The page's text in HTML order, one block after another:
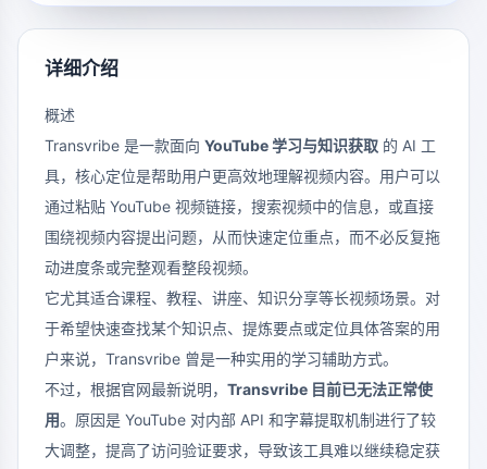
详细介绍
概述
Transvribe 是一款面向 YouTube 学习与知识获取 的 AI 工
具，核心定位是帮助用户更高效地理解视频内容。用户可以
通过粘贴 YouTube 视频链接，搜索视频中的信息，或直接
围绕视频内容提出问题，从而快速定位重点，而不必反复拖
动进度条或完整观看整段视频。
它尤其适合课程、教程、讲座、知识分享等长视频场景。对
于希望快速查找某个知识点、提炼要点或定位具体答案的用
户来说，Transvribe 曾是一种实用的学习辅助方式。
不过，根据官网最新说明， Transvribe 目前已无法正常使
用。原因是 YouTube 对内部 API 和字幕提取机制进行了较
大调整，提高了访问验证要求，导致该工具难以继续稳定获